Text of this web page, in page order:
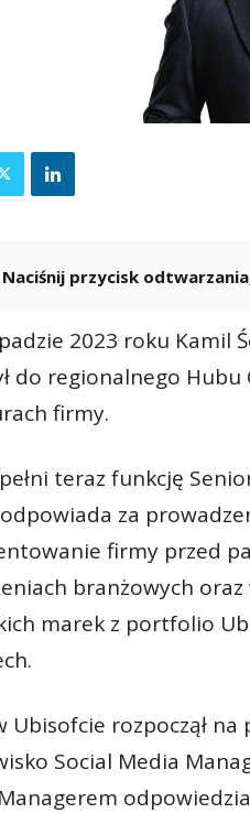
Naciśnij przycisk
2023 roku Kamil
do regionalnego
firmy.
teraz funkcję
za
firmy przed
branżowych
marek z portfolio
Ubisofcie rozpoczął
Social Media